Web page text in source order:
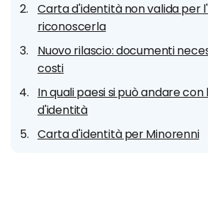
Carta d'identità non valida per
riconoscerla
Nuovo rilascio: documenti
costi
In quali paesi si può andare
d'identità
Carta d'identità per Minorenni